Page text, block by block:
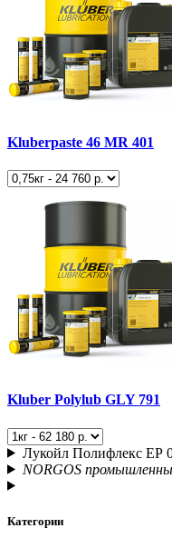
Kluberpaste 46 MR 401
Kluber Polylub GLY 791
Лукойл Полифлекс ЕР
NORGOS
Категории